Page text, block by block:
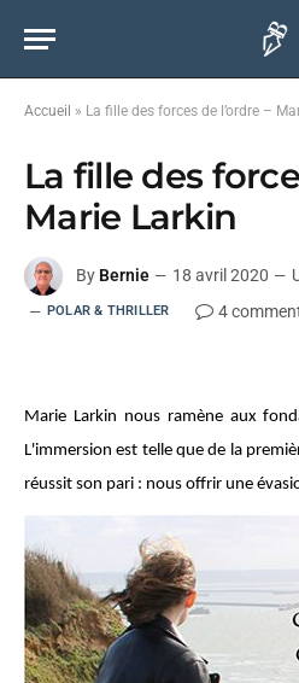
Accueil » La fille des forces de l’ordre –
La fille des
Marie Larkin
By Bernie 18 avril 2020
POLAR & THRILLER 4
Marie Larkin nous ramène aux
L'immersion est telle que de la
réussit son pari : nous offrir une